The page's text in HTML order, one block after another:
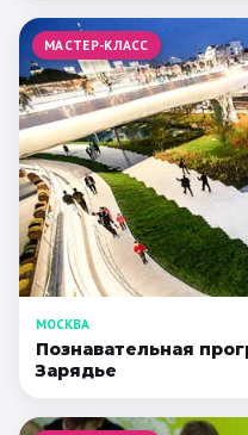
МАСТЕР-КЛАСС
МОСКВА
Познавательная
Зарядье